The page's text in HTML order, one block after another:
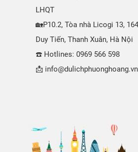
LHQT
🏡P10.2, Tòa nhà Licogi 13,
Duy Tiến, Thanh Xuân, Hà Nội
☎️ Hotlines: 0969 566 598
📩 info@dulichphuonghoang.vn